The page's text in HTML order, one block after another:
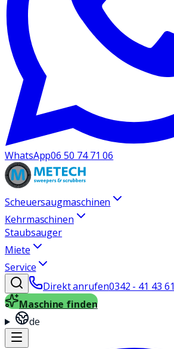
WhatsApp06 50 74 71 06
Scheuersaugmaschinen
Kehrmaschinen
Staubsauger
Miete
Service
Direkt anrufen0342 - 41 43 61
Maschine finden
de